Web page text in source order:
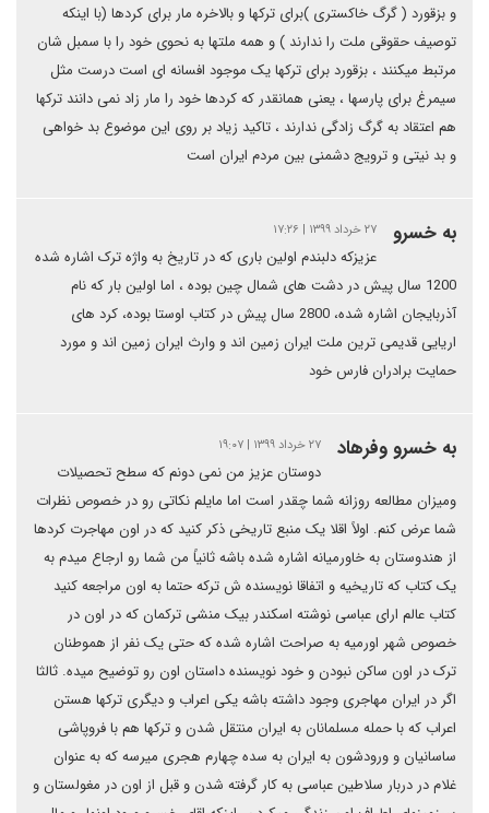
و بزقورد ( گرگ خاکستری )برای ترکها و بالاخره مار برای کردها (با اینکه
توصیف حقوقی ملت را ندارند ) و همه ملتها به نحوی خود را با سمبل شان
مرتبط میکنند ، بزقورد برای ترکها یک موجود افسانه ای است درست مثل
سیمرغ برای پارسها ، یعنی همانقدر که کردها خود را مار زاد نمی دانند ترکها
هم اعتقاد به گرگ زادگی ندارند ، تاکید زیاد بر روی این موضوع بد خواهی
و بد نیتی و ترویج دشمنی بین مردم ایران است
به خسرو ۲۷ خرداد ۱۳۹۹ | ۱۷:۲۶
عزیزکه دلبندم اولین باری که در تاریخ به واژه ترک اشاره شده
1200 سال پیش در دشت های شمال چین بوده ، اما اولین بار که نام
آذربایجان اشاره شده، 2800 سال پیش در کتاب اوستا بوده، کرد های
اریایی قدیمی ترین ملت ایران زمین اند و وارث ایران زمین اند و مورد
حمایت برادران فارس خود
به خسرو وفرهاد ۲۷ خرداد ۱۳۹۹ | ۱۹:۰۷
دوستان عزیز من نمی دونم که سطح تحصیلات
ومیزان مطالعه روزانه شما چقدر است اما مایلم نکاتی رو در خصوص نظرات
شما عرض کنم. اولاً اقلا یک منبع تاریخی ذکر کنید که در اون مهاجرت کردها
از هندوستان به خاورمیانه اشاره شده باشه ثانیاً من شما رو ارجاع میدم به
یک کتاب که تاریخیه و اتفاقا نویسنده ش ترکه حتما به اون مراجعه کنید
کتاب عالم ارای عباسی نوشته اسکندر بیک منشی ترکمان که در اون در
خصوص شهر اورمیه به صراحت اشاره شده که حتی یک نفر از هموطنان
ترک در اون ساکن نبودن و خود نویسنده داستان اون رو توضیح میده. ثالثا
اگر در ایران مهاجری وجود داشته باشه یکی اعراب و دیگری ترکها هستن
اعراب که با حمله مسلمانان به ایران منتقل شدن و ترکها هم با فروپاشی
ساسانیان و ورودشون به ایران به سده چهارم هجری میرسه که به عنوان
غلام در دربار سلاطین عباسی به کار گرفته شدن و قبل از اون در مغولستان و